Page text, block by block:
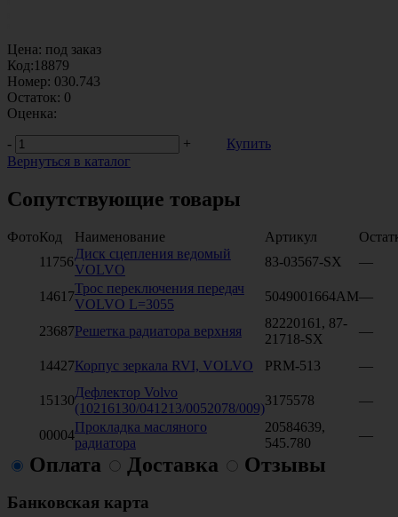
Цена: под заказ
Код:18879
Номер: 030.743
Остаток: 0
Оценка:
-
+
Купить
Вернуться в каталог
Сопутствующие товары
ФотоКод Наименование Артикул
11756
Диск сцепления ведомый
VOLVO
83-03567-SX —
14617
Трос переключения передач
VOLVO L=3055
5049001664AM—
23687Решетка радиатора верхняя
82220161, 87-
21718-SX
—
14427Корпус зеркала RVI, VOLVO PRM-513 —
15130
Дефлектор Volvo
(10216130/041213/0052078/009)
3175578 —
00004
Прокладка масляного
радиатора
20584639,
545.780
—
Оплата Доставка Отзывы
Банковская карта